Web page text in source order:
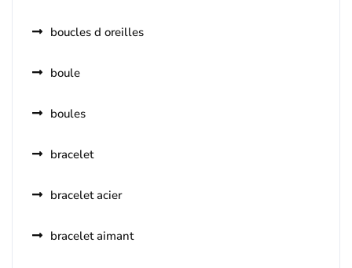
boucles d oreilles
boule
boules
bracelet
bracelet acier
bracelet aimant